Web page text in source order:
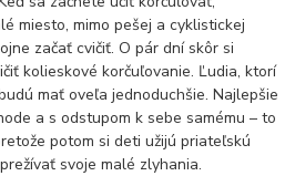
miesto, mimo pešej a cyklistickej
začať cvičiť. O pár dní skôr si
kolieskové korčuľovanie. Ľudia, ktorí
mať oveľa jednoduchšie. Najlepšie
a s odstupom k sebe samému – to
potom si deti užijú priateľskú
svoje malé zlyhania.